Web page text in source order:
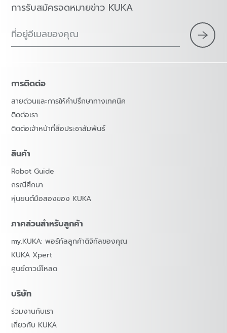
การรับสมัครจดหมายข่าว KUKA
ที่อยู่อีเมลของคุณ
การติดต่อ
สายด่วนและการให้คำปรึกษาทางเทคนิค
ติดต่อเรา
ติดต่อเจ้าหน้าที่สื่อประชาสัมพันธ์
สินค้า
Robot Guide
กรณีศึกษา
หุ่นยนต์มือสองของ KUKA
ภาคส่วนสำหรับลูกค้า
my.KUKA: พอร์ทัลลูกค้าดิจิทัลของคุณ
KUKA Xpert
ศูนย์ดาวน์โหลด
บริษัท
ร่วมงานกับเรา
เกี่ยวกับ KUKA